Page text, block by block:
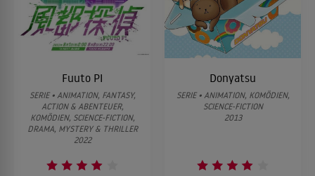
Fuuto PI
SERIE • ANIMATION, FANTASY,
ACTION & ABENTEUER,
KOMÖDIEN, SCIENCE-FICTION,
DRAMA, MYSTERY & THRILLER
2022
Donyatsu
SERIE • ANIMATION, KOMÖDIEN,
SCIENCE-FICTION
2013